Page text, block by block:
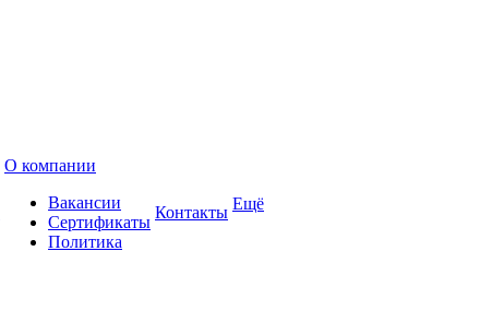
О компании
Вакансии
Сертификаты
Политика
Контакты Ещё